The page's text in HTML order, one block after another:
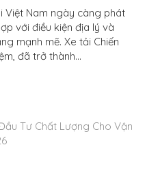
Việt Nam ngày càng phát
với điều kiện địa lý và
mạnh mẽ. Xe tải Chiến
đã trở thành…